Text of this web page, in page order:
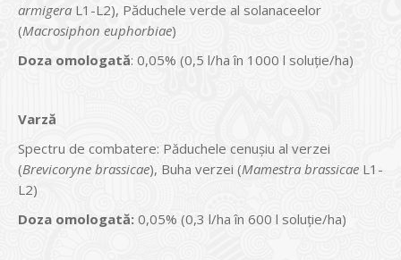
armigera L1-L2), Păduchele verde al solanaceelor
(Macrosiphon euphorbiae)
Doza omologată: 0,05% (0,5 l/ha în 1000 l soluţie/ha)
Varză
Spectru de combatere: Păduchele cenuşiu al verzei
(Brevicoryne brassicae), Buha verzei (Mamestra brassicae L1-
L2)
Doza omologată: 0,05% (0,3 l/ha în 600 l soluţie/ha)